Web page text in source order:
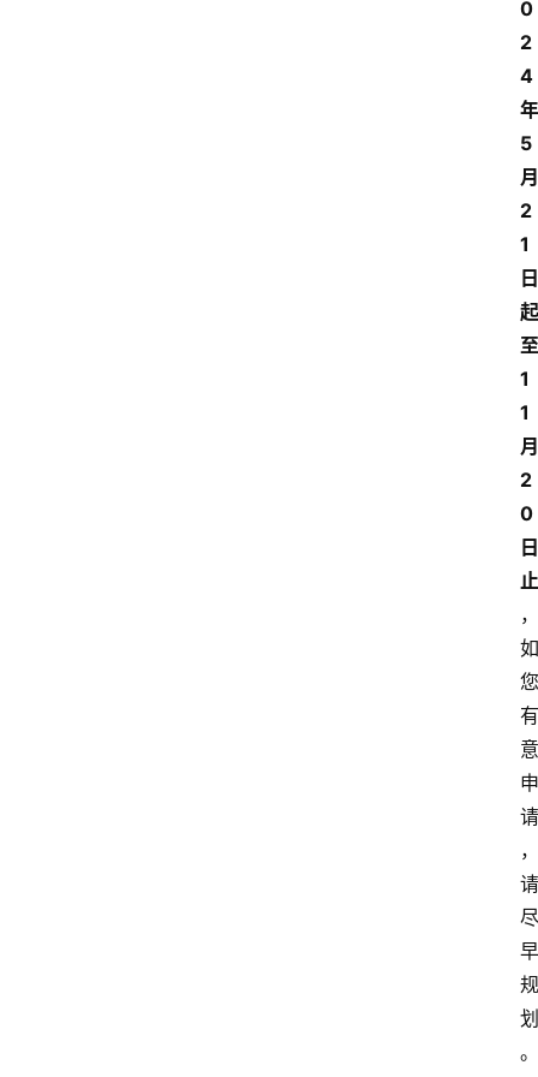
0
2
4
年
5
月
2
1
日
起
至
1
1
月
2
0
日
止
，
如
您
有
意
申
请
，
请
尽
早
规
划
。